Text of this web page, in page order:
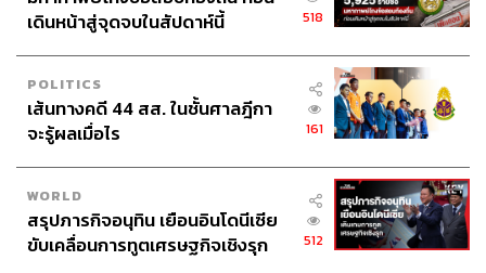
เดินหน้าสู่จุดจบในสัปดาห์นี้
518
POLITICS
เส้นทางคดี 44 สส. ในชั้นศาลฎีกา
จะรู้ผลเมื่อไร
161
WORLD
สรุปภารกิจอนุทิน เยือนอินโดนีเซีย
ขับเคลื่อนการทูตเศรษฐกิจเชิงรุก
512